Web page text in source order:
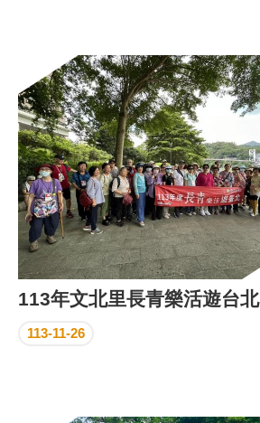
113年文北里長青樂活遊台北
113-11-26